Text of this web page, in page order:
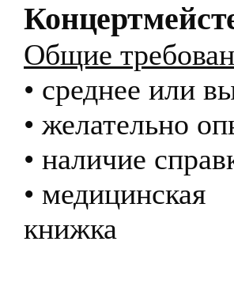
Общие
• среднее или
• желательно
• наличие
• медицинская